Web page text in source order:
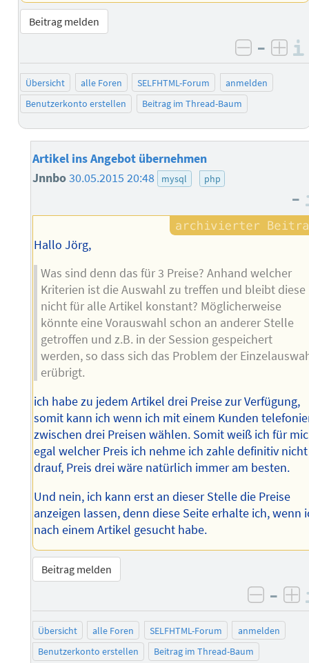
Beitrag melden
negativ
–
Übersicht alle Foren SELFHTML-Forum
anmelden
Benutzerkonto erstellen
Beitrag im Thread-Baum
Artikel ins Angebot übernehmen
Jnnbo30.05.2015 20:48 mysql php
–
Hallo Jörg,
Was sind denn das für 3 Preise? Anhand welcher
Kriterien ist die Auswahl zu treffen und bleibt diese
nicht für alle Artikel konstant? Möglicherweise
könnte eine Vorauswahl schon an anderer Stelle
getroffen und z.B. in der Session gespeichert
werden, so dass sich das Problem der
erübrigt.
ich habe zu jedem Artikel drei Preise zur Verfügung,
somit kann ich wenn ich mit einem Kunden
zwischen drei Preisen wählen. Somit weiß ich für
egal welcher Preis ich nehme ich zahle definitiv nicht
drauf, Preis drei wäre natürlich immer am besten.
Und nein, ich kann erst an dieser Stelle die Preise
anzeigen lassen, denn diese Seite erhalte ich, wenn
nach einem Artikel gesucht habe.
Beitrag melden
–
Übersicht alle Foren SELFHTML-Forum
anmelden
Benutzerkonto erstellen
Beitrag im Thread-Baum